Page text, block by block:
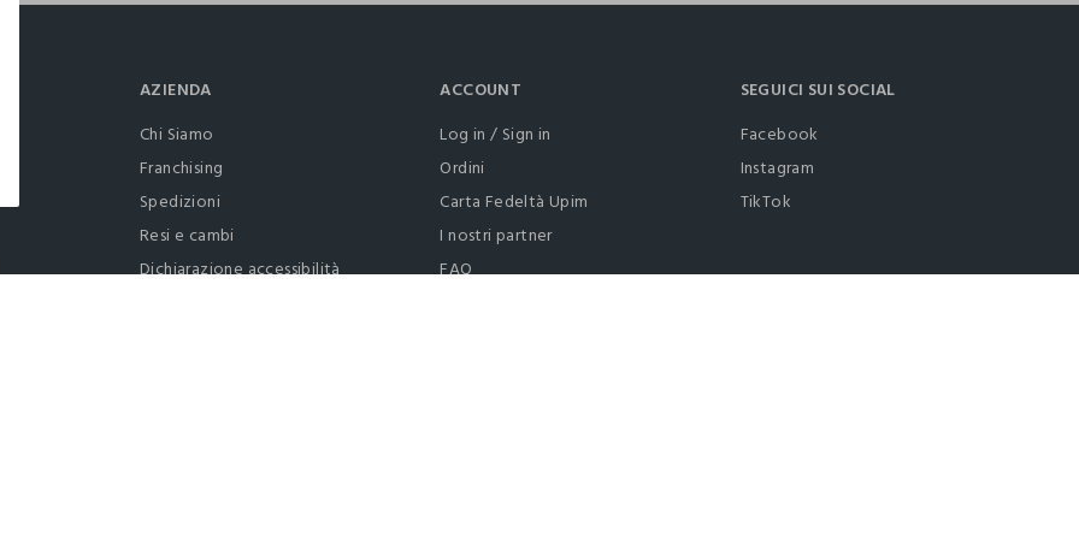
AZIENDA
Chi Siamo
Franchising
Spedizioni
Resi e cambi
Dichiarazione accessibilità
ACCOUNT
Log in / Sign in
Ordini
Carta Fedeltà Upim
I nostri partner
FAQ
SEGUICI SUI SOCIAL
Facebook
Instagram
TikTok